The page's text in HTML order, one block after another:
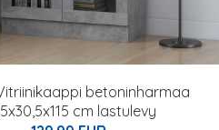
betoninharmaa
cm lastulevy